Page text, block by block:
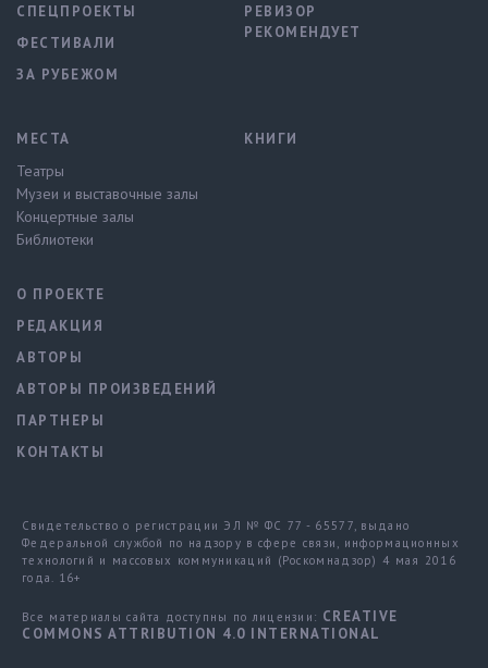
СПЕЦПРОЕКТЫ
ФЕСТИВАЛИ
ЗА РУБЕЖОМ
РЕВИЗОР
РЕКОМЕНДУЕТ
МЕСТА
Театры
Музеи и выставочные залы
Концертные залы
Библиотеки
КНИГИ
О ПРОЕКТЕ
РЕДАКЦИЯ
АВТОРЫ
АВТОРЫ ПРОИЗВЕДЕНИЙ
ПАРТНЕРЫ
КОНТАКТЫ
Свидетельство о регистрации ЭЛ № ФС 77 - 65577, выдано
Федеральной службой по надзору в сфере связи, информационных
технологий и массовых коммуникаций (Роскомнадзор) 4 мая 2016
года. 16+
Все материалы сайта доступны по лицензии: CREATIVE
COMMONS ATTRIBUTION 4.0 INTERNATIONAL